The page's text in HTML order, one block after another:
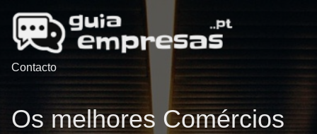
Contacto
Os melhores Comércios